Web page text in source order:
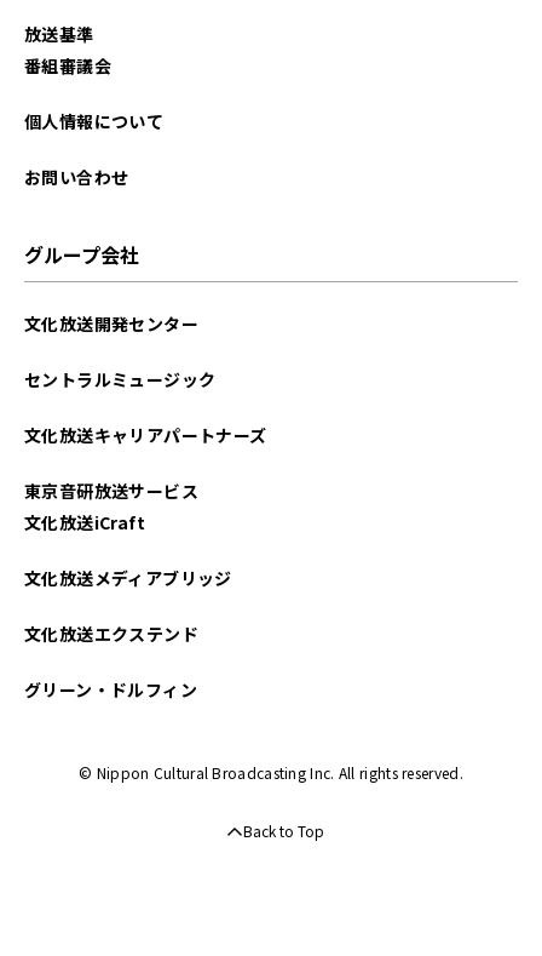
放送基準
番組審議会
個人情報について
お問い合わせ
グループ会社
文化放送開発センター
セントラルミュージック
文化放送キャリアパートナーズ
東京音研放送サービス
文化放送iCraft
文化放送メディアブリッジ
文化放送エクステンド
グリーン・ドルフィン
© Nippon Cultural Broadcasting Inc. All rights reserved.
Back to Top